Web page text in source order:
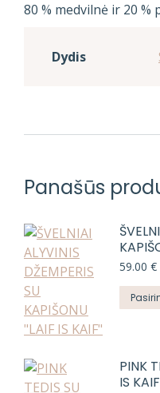
80 % medvilnė ir 20 %
Dydis
Panašūs
59.00 €
PINK
IS